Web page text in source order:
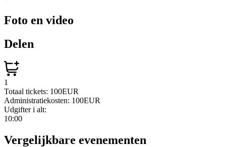
Foto en video
Delen
1
Totaal tickets: 100EUR
Administratiekosten: 100EUR
Udgifter i alt:
10:00
Vergelijkbare evenementen